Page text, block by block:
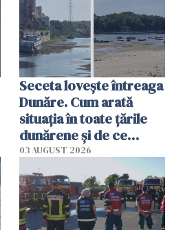
Seceta lovește întreaga
Dunăre. Cum arată
situația în toate țările
dunărene și de ce
România resimte
efectele, deși a plouat
în iulie
03 AUGUST 2026